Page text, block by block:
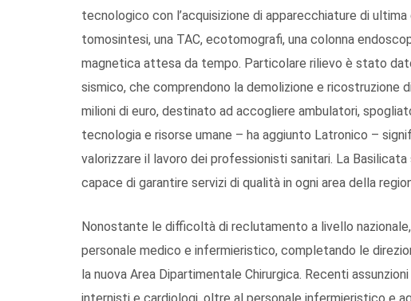
tecnologico con l’acquisizione di apparecchiature di
tomosintesi, una TAC, ecotomografi, una colonna
magnetica attesa da tempo. Particolare rilievo è stato
sismico, che comprendono la demolizione e ricostruzione
milioni di euro, destinato ad accogliere ambulatori,
tecnologia e risorse umane – ha aggiunto Latronico –
valorizzare il lavoro dei professionisti sanitari. La
capace di garantire servizi di qualità in ogni area della
Nonostante le difficoltà di reclutamento a livello
personale medico e infermieristico, completando le
la nuova Area Dipartimentale Chirurgica. Recenti
internisti e cardiologi, oltre al personale infermieristico e